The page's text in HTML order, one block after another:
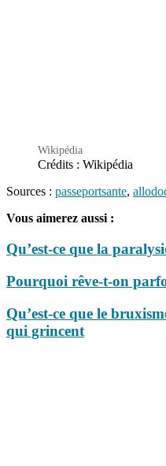
Wikipédia
Crédits : Wikipédia
Sources : passeportsante,
Vous aimerez aussi :
Qu’est-ce que la
Pourquoi rêve-t-on
Qu’est-ce que le
qui grincent